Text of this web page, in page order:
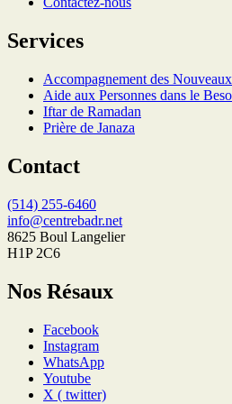
Services
Accompagnement des
Aide aux Personnes dans le
Iftar de Ramadan
Prière de Janaza
Contact
(514) 255-6460
info@centrebadr.net
8625 Boul Langelier
H1P 2C6
Nos Résaux
Facebook
Instagram
WhatsApp
Youtube
X ( twitter)